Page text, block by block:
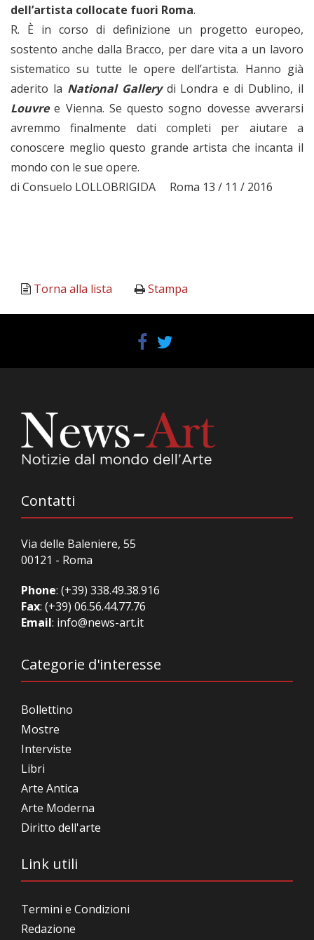
dell’artista collocate fuori Roma.
R. È in corso di definizione un progetto europeo,
sostento anche dalla Bracco, per dare vita a un lavoro
sistematico su tutte le opere dell’artista. Hanno già
aderito la National Gallerydi Londra e di Dublino, il
Louvree Vienna. Se questo sogno dovesse avverarsi
avremmo finalmente dati completi per aiutare a
conoscere meglio questo grande artista che incanta il
mondo con le sue opere.
di Consuelo LOLLOBRIGIDA Roma 13 / 11 / 2016
Torna alla lista Stampa
Contatti
Via delle Baleniere, 55
00121 - Roma
Phone: (+39) 338.49.38.916
Fax: (+39) 06.56.44.77.76
Email: info@news-art.it
Categorie d'interesse
Bollettino
Mostre
Interviste
Libri
Arte Antica
Arte Moderna
Diritto dell'arte
Link utili
Termini e Condizioni
Redazione